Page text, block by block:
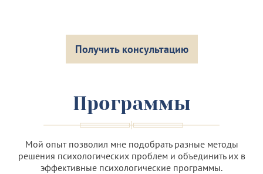
Получить консультацию
Программы
Мой опыт позволил мне подобрать разные методы
решения психологических проблем и объединить их в
эффективные психологические программы.